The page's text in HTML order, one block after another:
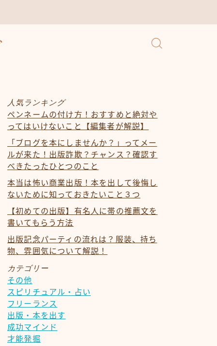
人気ランキング
ペンネームの付け方！おすすめと絶対や
ってはいけないこと【編集者が解説】
「ブログを本にしませんか？」ってメー
ルが来た！出版詐欺？チャンス？確認す
べきたったひとつのこと
本当は怖い商業出版！本を出して後悔し
ないために知っておきたいこと３つ
【初めての出版】有名人に帯の推薦文を
書いてもらう方法
出版記念パーティの流れは？服装、持ち
物、雰囲気について解説！
カテゴリー
その他
スピリチュアル・占い
フリーランス
出版・本を出す
成功マインド
才能発掘